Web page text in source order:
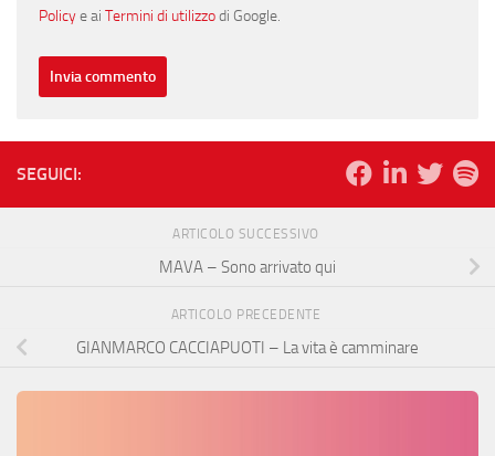
Policye ai Termini di utilizzodi Google.
SEGUICI:
ARTICOLO SUCCESSIVO
MAVA – Sono arrivato qui
ARTICOLO PRECEDENTE
GIANMARCO CACCIAPUOTI – La vita è camminare